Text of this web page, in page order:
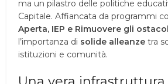
ma un pilastro delle politiche
Capitale. Affiancata da programmi
Aperta, IEP e Rimuovere gli
l’importanza di solide alleanze tra
istituzioni e comunità.